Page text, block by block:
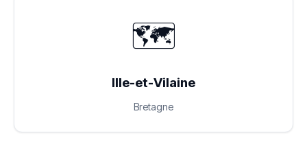
🗺️
Ille-et-Vilaine
Bretagne